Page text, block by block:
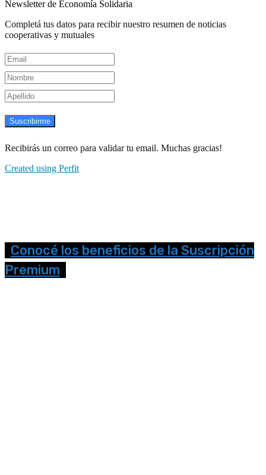
Newsletter de Economía Solidaria
Completá tus datos para recibir nuestro resumen de noticias
cooperativas y mutuales
Suscribirme
Recibirás un correo para validar tu email. Muchas gracias!
Created using Perfit
Conocé los beneficios de la Suscripción
Premium